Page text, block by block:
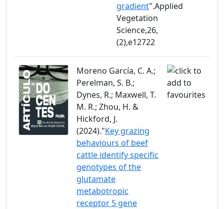
gradient".Applied
Vegetation
Science,26,
(2),e12722
Moreno García, C. A.;
Perelman, S. B.;
Dynes, R.; Maxwell, T.
M. R.; Zhou, H. &
Hickford, J.
(2024)."Key grazing
behaviours of beef
cattle identify specific
genotypes of the
glutamate
metabotropic
receptor 5 gene